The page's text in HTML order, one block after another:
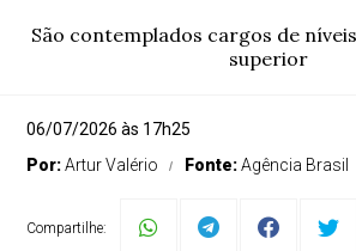
São contemplados cargos de
superior
06/07/2026 às 17h25
Por:Artur Valério Fonte:Agência Brasil
Compartilhe: